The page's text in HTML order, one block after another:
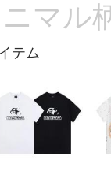
ニマル
テム